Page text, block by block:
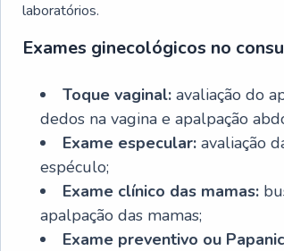
laboratórios.
Exames ginecológicos no
Toque vaginal: avaliação do
dedos na vagina e apalpação
Exame especular: avaliação
espéculo;
Exame clínico das mamas:
apalpação das mamas;
Exame preventivo ou